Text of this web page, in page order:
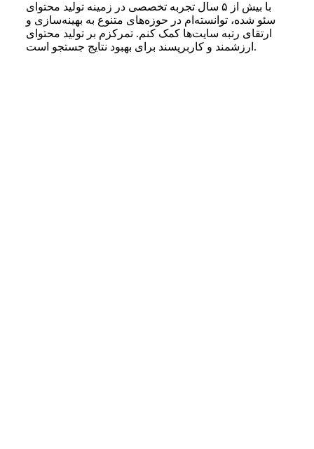
با بیش از ۵ سال تجربه تخصصی در زمینه تولید محتوای
سئو شده، توانسته‌ام در حوزه‌های متنوع به بهینه‌سازی و
ارتقای رتبه سایت‌ها کمک کنم. تمرکزم بر تولید محتوای
ارزشمند و کاربرپسند برای بهبود نتایج جستجو است.